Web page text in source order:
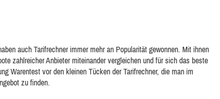
auch Tarifrechner immer mehr an Popularität gewonnen. Mit ihnen
zahlreicher Anbieter miteinander vergleichen und für sich das beste
Warentest vor den kleinen Tücken der Tarifrechner, die man im
zu finden.